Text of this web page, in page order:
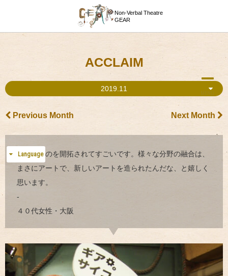
Non-Verbal Theatre
GEAR
Language
ACCLAIM
2019.11
Previous Month Next Month
新しいものを開拓されてすごいです。様々な分野の融合は、
まさにアートで、新しいアートを造られたんだな、と嬉しく
思います。
-
４０代女性・大阪